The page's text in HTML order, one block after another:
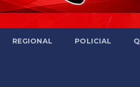
REGIONAL POLICIAL